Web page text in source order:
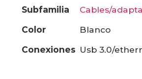
subfamilia
cables/
color
blanco
conexiones
usb 3.0/